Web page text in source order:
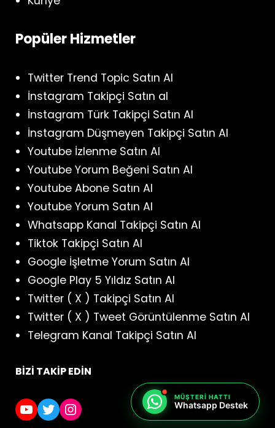
Popüler Hizmetler
Twitter Trend Topic Satın Al
İnstagram Takipçi Satın al
İnstagram Türk Takipçi Satın Al
İnstagram Düşmeyen Takipçi Satın Al
Youtube İzlenme Satın Al
Youtube Yorum Beğeni Satın Al
Youtube Abone Satın Al
Youtube Yorum Satın Al
Whatsapp Kanal Takipçi Satın Al
Tiktok Takipçi Satın Al
Google İşletme Yorum Satın Al
Google Play 5 Yıldız Satın Al
Twitter ( X ) Takipçi Satın Al
Twitter ( X ) Tweet Görüntülenme Satın Al
Telegram Kanal Takipçi Satın Al
MÜŞTERI HATTI
Whatsapp Destek
BİZİ TAKİP EDİN
YouTube
TwitterInstagram